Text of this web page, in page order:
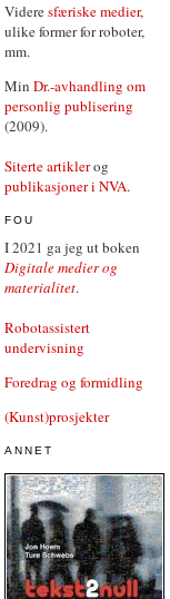
Videresfæriske medier,
ulike former for roboter,
mm.
Min Dr.-avhandling om
personlig publisering
(2009).
Siterte artiklerog
publikasjoner i NVA.
FOU
I 2021 ga jeg ut boken
Digitale medier og
materialitet.
Robotassistert
undervisning
Foredrag og formidling
(Kunst)prosjekter
ANNET